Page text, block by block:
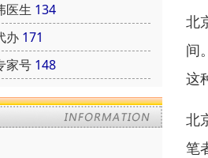
医生 134
办 171
家号 148
北
间
这
北
笔